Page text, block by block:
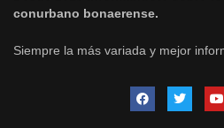
conurbano bonaerense.
Siempre la más variada y mejor